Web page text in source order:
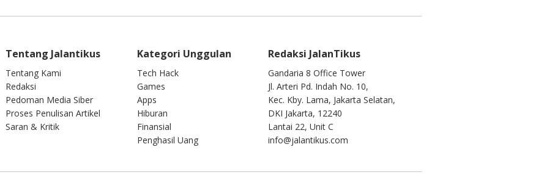
Redaksi JalanTikus
Gandaria 8 Office Tower
Jl. Arteri Pd. Indah No. 10,
Kec. Kby. Lama, Jakarta Selatan,
DKI Jakarta, 12240
Lantai 22, Unit C
info@jalantikus.com
Tentang Jalantikus
Tentang Kami
Redaksi
Pedoman Media Siber
Proses Penulisan Artikel
Saran & Kritik
Kategori Unggulan
Tech Hack
Games
Apps
Hiburan
Finansial
Penghasil Uang